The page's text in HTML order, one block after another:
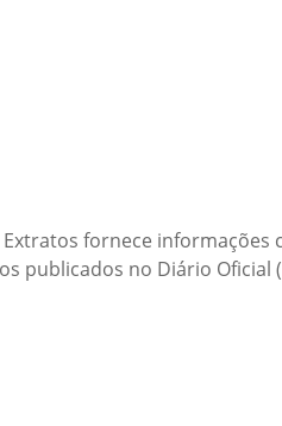
fornece
publicados no Diário